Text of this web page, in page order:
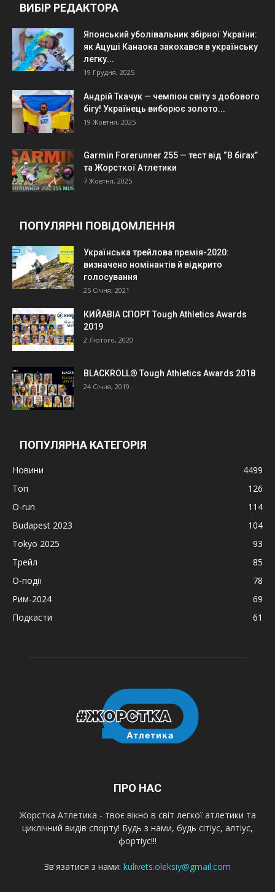
ВИБІР РЕДАКТОРА
Японський уболівальник збірної України:
як Ацуші Канаока закохався в українську
легку...
19 Грудня, 2025
Андрій Ткачук — чемпіон світу з добового
бігу! Українець виборює золото...
19 Жовтня, 2025
Garmin Forerunner 255 — тест від “В бігах”
та Жорсткої Атлетики
7 Жовтня, 2025
ПОПУЛЯРНІ ПОВІДОМЛЕННЯ
Українська трейлова премія-2020:
визначено номінантів й відкрито
голосування
25 Січня, 2021
КИЙАВІА СПОРТ Tough Athletics Awards
2019
2 Лютого, 2020
BLACKROLL® Tough Athletics Awards 2018
24 Січня, 2019
ПОПУЛЯРНА КАТЕГОРІЯ
Новини
4499
Топ
126
O-run
114
Budapest 2023
104
Tokyo 2025
93
Трейл
85
О-події
78
Рим-2024
69
Подкасти
61
ПРО НАС
Жорстка Атлетика - твоє вікно в світ легкої атлетики та
циклічний видів спорту! Будь з нами, будь сітіус, алтіус,
фортіус!!!
Зв'язатися з нами: kulivets.oleksiy@gmail.com